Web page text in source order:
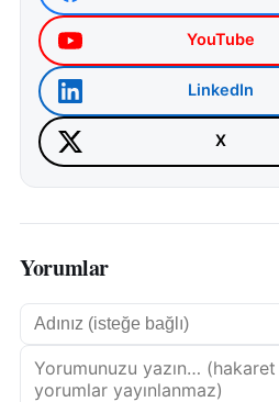
YouTube
LinkedIn
X
Yorumlar